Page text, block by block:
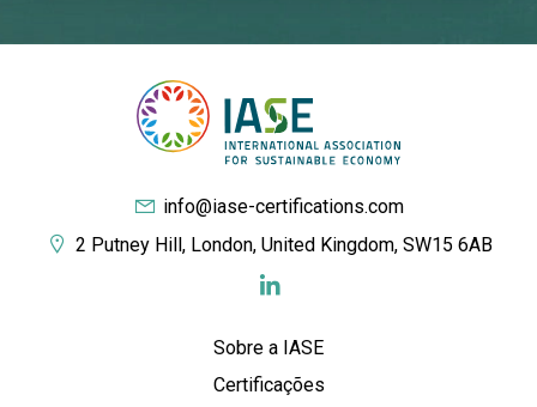
info@iase-certifications.com
2 Putney Hill, London, United Kingdom, SW15 6AB
Sobre a IASE
Certificações